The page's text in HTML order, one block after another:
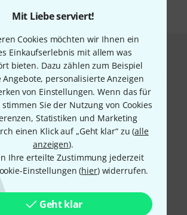
Mit Liebe serviert!
Cookies möchten wir Ihnen ein
Einkaufserlebnis mit allem was
bieten. Dazu zählen zum Beispiel
Angebote, personalisierte Anzeigen
von Einstellungen. Wenn das für
stimmen Sie der Nutzung von Cookies
Statistiken und Marketing
einen Klick auf „Geht klar“ zu (alle
anzeigen).
Ihre erteilte Zustimmung jederzeit
Einstellungen (hier) widerrufen.
Geht klar
* Pflichtfeld
& bezahlen
und sicher per Nachnahme,
Amazon Pay,Klarna Sofort bezahlen
oder Kreditkarte.
Garantie